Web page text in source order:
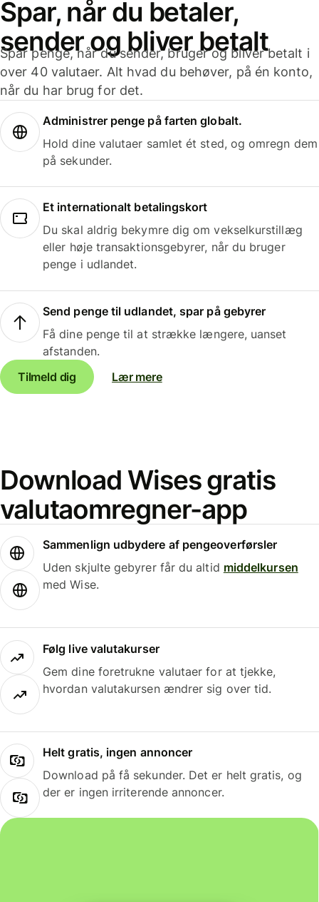
Spar, når du betaler,
sender og bliver betalt
Spar penge, når du sender, bruger og bliver betalt i
over 40 valutaer. Alt hvad du behøver, på én konto,
når du har brug for det.
Administrer penge på farten globalt.
Hold dine valutaer samlet ét sted, og omregn dem
på sekunder.
Et internationalt betalingskort
Du skal aldrig bekymre dig om vekselkurstillæg
eller høje transaktionsgebyrer, når du bruger
penge i udlandet.
Send penge til udlandet, spar på gebyrer
Få dine penge til at strække længere, uanset
afstanden.
Tilmeld dig
Lær mere
Download Wises gratis
valutaomregner-app
Sammenlign udbydere af pengeoverførsler
Uden skjulte gebyrer får du altid middelkursen
med Wise.
Følg live valutakurser
Gem dine foretrukne valutaer for at tjekke,
hvordan valutakursen ændrer sig over tid.
Helt gratis, ingen annoncer
Download på få sekunder. Det er helt gratis, og
der er ingen irriterende annoncer.